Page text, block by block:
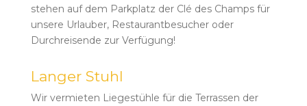
stehen auf dem Parkplatz der Clé des Champs für
unsere Urlauber, Restaurantbesucher oder
Durchreisende zur Verfügung!
Langer Stuhl
Wir vermieten Liegestühle für die Terrassen der